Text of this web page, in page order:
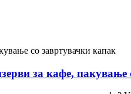
за кафе, пакување